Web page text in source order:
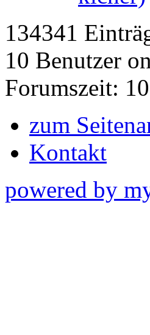
134341
10 Benutzer
Forumszeit:
zum
Kontakt
powered by